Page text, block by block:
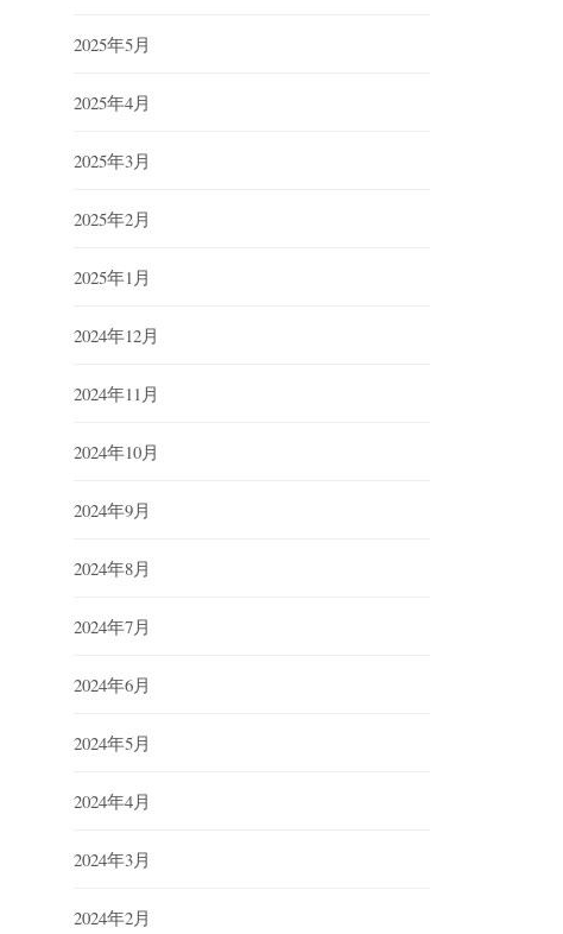
2025年5月
2025年4月
2025年3月
2025年2月
2025年1月
2024年12月
2024年11月
2024年10月
2024年9月
2024年8月
2024年7月
2024年6月
2024年5月
2024年4月
2024年3月
2024年2月